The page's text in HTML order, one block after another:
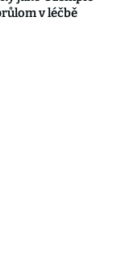
v léčbě